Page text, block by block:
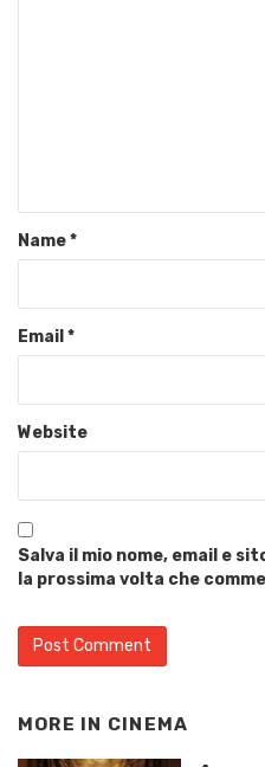
Name*
Email*
Website
Salva il mio nome, email e
la prossima volta che
MORE IN CINEMA